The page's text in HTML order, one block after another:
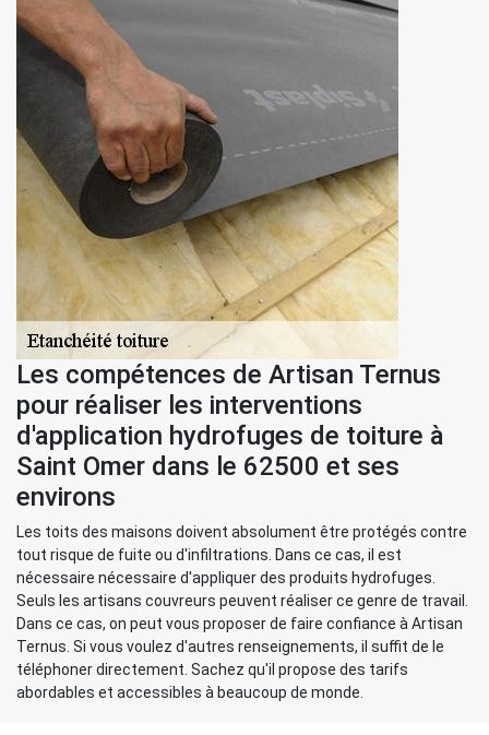
Les compétences de Artisan Ternus
pour réaliser les interventions
d'application hydrofuges de toiture à
Saint Omer dans le 62500 et ses
environs
Les toits des maisons doivent absolument être protégés contre
tout risque de fuite ou d'infiltrations. Dans ce cas, il est
nécessaire nécessaire d'appliquer des produits hydrofuges.
Seuls les artisans couvreurs peuvent réaliser ce genre de travail.
Dans ce cas, on peut vous proposer de faire confiance à Artisan
Ternus. Si vous voulez d'autres renseignements, il suffit de le
téléphoner directement. Sachez qu'il propose des tarifs
abordables et accessibles à beaucoup de monde.